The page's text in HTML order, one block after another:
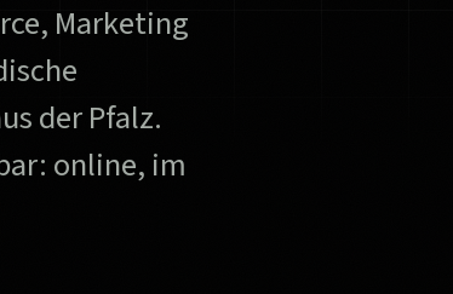
Marketing
der Pfalz.
online, im